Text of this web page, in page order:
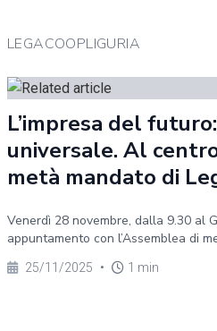
LEGACOOPLIGURIA
L’impresa del
universale. Al
metà mandato di
Venerdì 28 novembre, dalla 9.30 al
appuntamento con l’Assemblea di
25/11/2025 • 1 min